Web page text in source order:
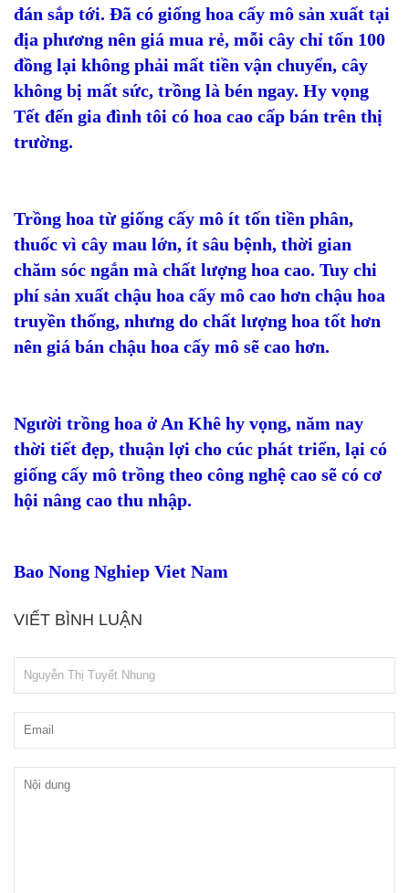
đán sắp tới. Đã có giống hoa cấy mô sản xuất tại
địa phương nên giá mua rẻ, mỗi cây chỉ tốn 100
đồng lại không phải mất tiền vận chuyển, cây
không bị mất sức, trồng là bén ngay. Hy vọng
Tết đến gia đình tôi có hoa cao cấp bán trên thị
trường.
Trồng hoa từ giống cấy mô ít tốn tiền phân,
thuốc vì cây mau lớn, ít sâu bệnh, thời gian
chăm sóc ngắn mà chất lượng hoa cao. Tuy chi
phí sản xuất chậu hoa cấy mô cao hơn chậu hoa
truyền thống, nhưng do chất lượng hoa tốt hơn
nên giá bán chậu hoa cấy mô sẽ cao hơn.
Người trồng hoa ở An Khê hy vọng, năm nay
thời tiết đẹp, thuận lợi cho cúc phát triển, lại có
giống cấy mô trồng theo công nghệ cao sẽ có cơ
hội nâng cao thu nhập.
Bao Nong Nghiep Viet Nam
VIẾT BÌNH LUẬN